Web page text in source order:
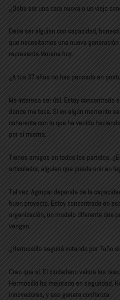
¿Debe ser una cara nueva o un viejo
Debe ser alguien con capacidad,
que necesitamos una nueva
representa Morena hoy.
¿A tus 37 años no has pensado en
Me interesa ser útil. Estoy concentrado
donde me toca. Si en algún momento
coherente con lo que he venido
por sí misma.
Tienes amigos en todos los partidos.
articulador, alguien que pueda unir en
Tal vez. Agrupar depende de la
buen proyecto. Estoy concentrado en
organización, un modelo diferente que
vengan.
¿Hermosillo seguirá votando por Toño
Creo que sí. El ciudadano valora los
Hermosillo ha mejorado en seguridad.
innovadores, y eso genera confianza.